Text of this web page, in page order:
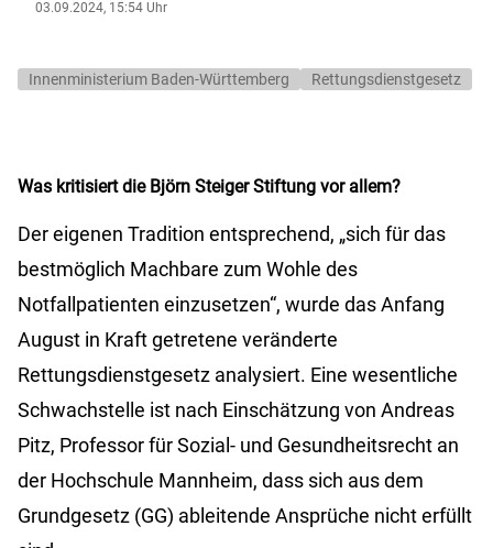
03.09.2024, 15:54 Uhr
Innenministerium Baden-Württemberg Rettungsdienstgesetz
Was kritisiert die Björn Steiger Stiftung vor allem?
Der eigenen Tradition entsprechend, „sich für das
bestmöglich Machbare zum Wohle des
Notfallpatienten einzusetzen“, wurde das Anfang
August in Kraft getretene veränderte
Rettungsdienstgesetz analysiert. Eine wesentliche
Schwachstelle ist nach Einschätzung von Andreas
Pitz, Professor für Sozial- und Gesundheitsrecht an
der Hochschule Mannheim, dass sich aus dem
Grundgesetz (GG) ableitende Ansprüche nicht erfüllt